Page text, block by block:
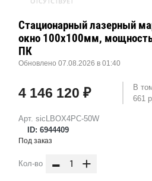
Арт. sicLBOX4PC-50W
ID: 6944409
Стационарный лазерный
окно 100х100мм,
ПК
Обновлено 07.08.2026 в 01:40
4 146 120 ₽
В
661
Под заказ
Кол-во - +